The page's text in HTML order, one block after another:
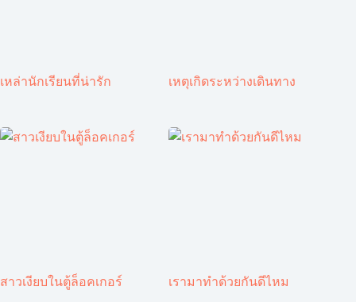
เหล่านักเรียนที่น่ารัก เหตุเกิดระหว่างเดินทาง
สาวเงียบในตู้ล็อคเกอร์ เรามาทำด้วยกันดีไหม